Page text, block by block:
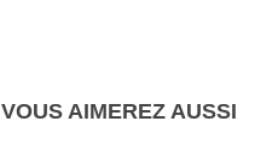
VOUS AIMEREZ AUSSI...